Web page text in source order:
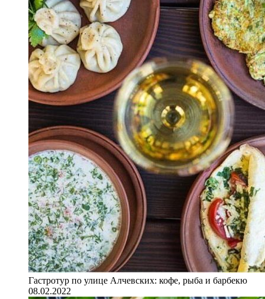
Гастротур по улице Алчевских: кофе, рыба и барбекю
08.02.2022